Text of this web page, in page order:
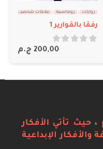
تميمة نبيل , روايات رومانسية , علاقات شخصية
300,00 ج.م
حيث تأتي الأفكار
والأفكار الإبداعية